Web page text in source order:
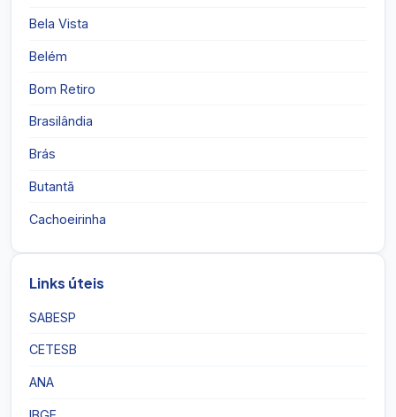
Bela Vista
Belém
Bom Retiro
Brasilândia
Brás
Butantã
Cachoeirinha
Links úteis
SABESP
CETESB
ANA